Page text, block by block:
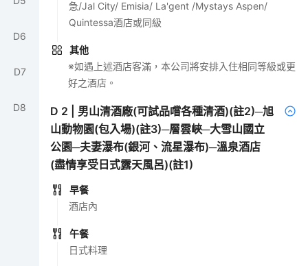
D6
D7
D8
急/Jal City/ Emisia/ La'gent /Mystays Aspen/
Quintessa酒店或同級
其他
※如遇上述酒店客滿，本公司將安排入住相同等級或更
好之酒店。
D 2
男山清酒廠(可試品嚐各種清酒)(註2)─旭
山動物園(包入場)(註3)─層雲峽─大雪山國立
公園─夫妻瀑布(銀河、流星瀑布)─溫泉酒店
(盡情享受日式露天風呂)(註1)
早餐
酒店內
午餐
日式料理